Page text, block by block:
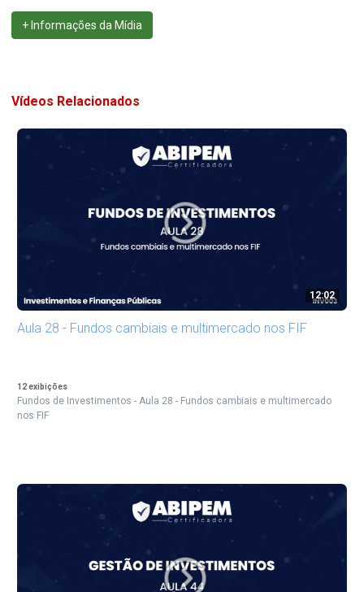
+ Informações da Mídia
Vídeos Relacionados
12:02
Aula 28 - Fundos cambiais e multimercado nos FIF
12exibições
Fundos de Investimentos - Aula 28 - Fundos cambiais e multimercado
nos FIF